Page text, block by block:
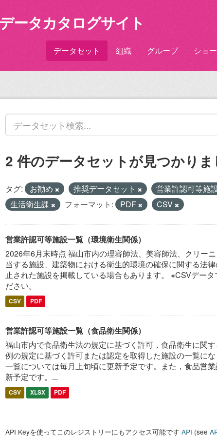
ータカタログサイト
データセット 組織 グループ ショ
2 件のデータセットが見つかりま
タグ: お勧め 推奨データセット 営業許認可等施
生活衛生課
フォーマット: PDF CSV
営業許認可等施設一覧（環境衛生関係）
2026年6月末時点 福山市内の理容師法、美容師法、クリー
当する施設、建築物における衛生的環境の確保に関する法
止された施設を掲載している場合もあります。 ※CSVデー
ださい。
CSV PDF
営業許認可等施設一覧（食品衛生関係）
福山市内で食品衛生法の規定に基づく許可，食品衛生に関
例の規定に基づく許可または認定を取得した施設の一覧に
一覧については毎月上旬頃に更新予定です。また，食品営
新予定です。...
CSV XLSX PDF
API Keyを使ってこのレジストリーにもアクセス可能です API (see